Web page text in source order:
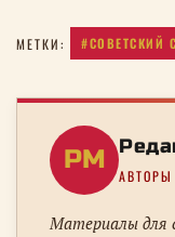
МЕТКИ: #СОВЕТСКИЙ
РM
АВТОРЫ
Материалы для